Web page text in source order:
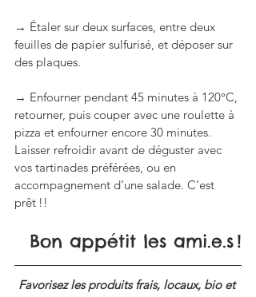
→ Étaler sur deux surfaces, entre deux
feuilles de papier sulfurisé, et déposer sur
des plaques.
→ Enfourner pendant 45 minutes à 120°C,
retourner, puis couper avec une roulette à
pizza et enfourner encore 30 minutes.
Laisser refroidir avant de déguster avec
vos tartinades préférées, ou en
accompagnement d’une salade. C’est
prêt !!
Bon appétit les ami.e.s !
Favorisez les produits frais, locaux, bio et